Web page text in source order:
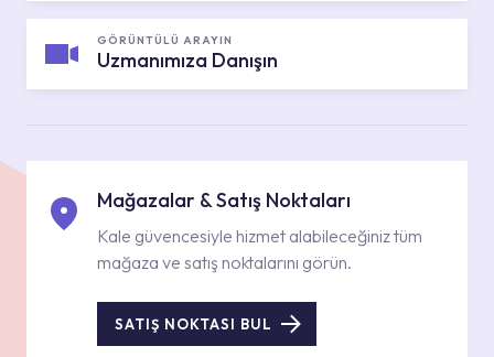
GÖRÜNTÜLÜ ARAYIN
Uzmanımıza Danışın
Mağazalar & Satış Noktaları
Kale güvencesiyle hizmet alabileceğiniz tüm
mağaza ve satış noktalarını görün.
SATIŞ NOKTASI BUL